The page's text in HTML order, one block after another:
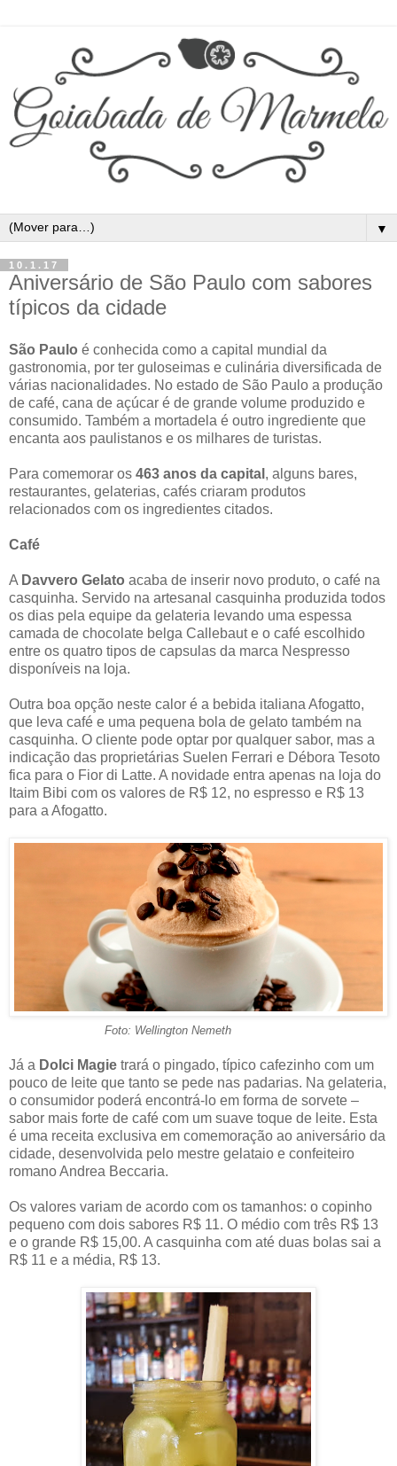
▼
10.1.17
Aniversário de São Paulo com sabores
típicos da cidade
São Paulo é conhecida como a capital mundial da
gastronomia, por ter guloseimas e culinária diversificada de
várias nacionalidades. No estado de São Paulo a produção
de café, cana de açúcar é de grande volume produzido e
consumido. Também a mortadela é outro ingrediente que
encanta aos paulistanos e os milhares de turistas.
Para comemorar os 463 anos da capital , alguns bares,
restaurantes, gelaterias, cafés criaram produtos
relacionados com os ingredientes citados.
Café
A Davvero Gelato acaba de inserir novo produto, o café na
casquinha. Servido na artesanal casquinha produzida todos
os dias pela equipe da gelateria levando uma espessa
camada de chocolate belga Callebaut e o café escolhido
entre os quatro tipos de capsulas da marca Nespresso
disponíveis na loja.
Outra boa opção neste calor é a bebida italiana Afogatto,
que leva café e uma pequena bola de gelato também na
casquinha. O cliente pode optar por qualquer sabor, mas a
indicação das proprietárias Suelen Ferrari e Débora Tesoto
fica para o Fior di Latte. A novidade entra apenas na loja do
Itaim Bibi com os valores de R$ 12, no espresso e R$ 13
para a Afogatto.
Foto: Wellington Nemeth
Já a Dolci Magie trará o pingado, típico cafezinho com um
pouco de leite que tanto se pede nas padarias. Na gelateria,
o consumidor poderá encontrá-lo em forma de sorvete –
sabor mais forte de café com um suave toque de leite. Esta
é uma receita exclusiva em comemoração ao aniversário da
cidade, desenvolvida pelo mestre gelataio e confeiteiro
romano Andrea Beccaria.
Os valores variam de acordo com os tamanhos: o copinho
pequeno com dois sabores R$ 11. O médio com três R$ 13
e o grande R$ 15,00. A casquinha com até duas bolas sai a
R$ 11 e a média, R$ 13.